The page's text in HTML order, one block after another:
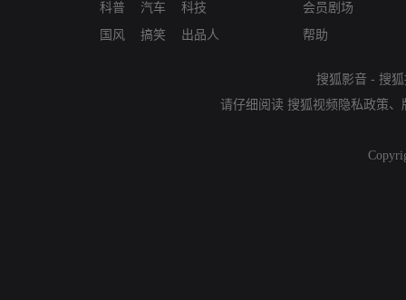
科普
国风
汽车
搞笑
科技
出品人
会员剧场
帮助
搜狐影音 - 搜
请仔细阅读 搜狐视频隐私政策、